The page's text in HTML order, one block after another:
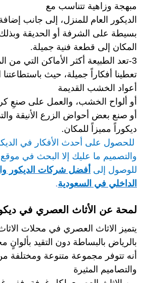
مبهجة وزاهية تتناسب مع
الديكور العام للمنزل، إلى جانب
بسيطة على الشرفة أو الحديقة
المكان إلى قطعة فنية جميلة.
3-تعد الطبيعة أكثر الأماكن التي من
تعطينا أفكاراً جميلة، حيث
أعواد الخشب القديمة
أو ألواح الخشب، والعمل على صنعِ
أو صنع بعض أحواض الزرع الأنيقة
ديكوراً مميزاً للمكان.
للحصول على أحدث الأفكار في
والتصميم ما عليك إلا البحث في موقع
للوصول إلى أفضل شركات الديكور
الداخلي في السعودية.
لمحة عن الأثاث العصري في
يتميز الاثاث العصري في محلات
بالرياض بالبساطة دون التقيد بألوانٍ
أنه تتوفر مجموعة متنوعة ومختلفة
والتصاميم المثيرة